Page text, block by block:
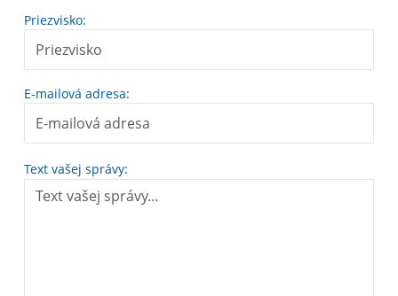
Priezvisko:
E-mailová adresa:
Text vašej správy: